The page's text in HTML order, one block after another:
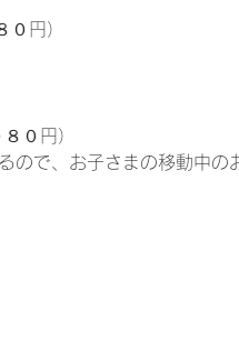
円）
０円）
ので、お子さまの移動中の